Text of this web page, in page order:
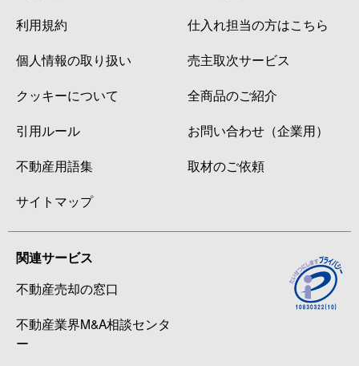
利用規約
個人情報の取り扱い
クッキーについて
引用ルール
不動産用語集
サイトマップ
仕入れ担当の方はこちら
売主取次サービス
全商品のご紹介
お問い合わせ（企業用）
取材のご依頼
関連サービス
不動産売却の窓口
不動産業界M&A相談センタ
ー